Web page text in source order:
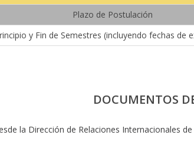
Plazo de Postulación
y Fin de Semestres (incluyendo fechas de
DOCUMENTOS
la Dirección de Relaciones Internacionales